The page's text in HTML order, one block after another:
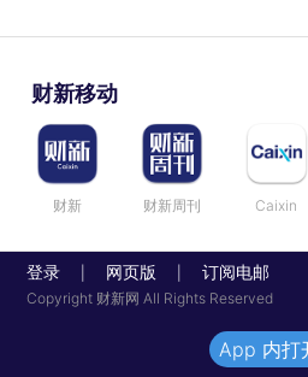
财新移动
财新 财新周刊 Caixin
登录 网页版 订阅电邮
Copyright 财新网 All Rights Reserved
App 内打